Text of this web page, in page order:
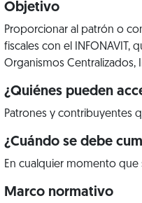
Objetivo
Proporcionar al patrón o
fiscales con el INFONAVIT,
Organismos Centralizados,
¿Quiénes pueden
Patrones y contribuyentes
¿Cuándo se debe
En cualquier momento que
Marco normativo